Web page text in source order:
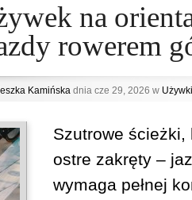
na
rowerem
Kamińskadnia cze 29, 2026 w Używki
Szutrowe
ostre zakręty –
wymaga pełnej